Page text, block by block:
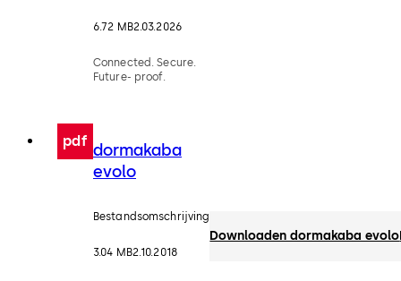
6.72 MB2.03.2026
Connected. Secure.
Future- proof.
pdf dormakaba
evolo
Bestandsomschrijving
3.04 MB2.10.2018
Downloaden dormakaba evolo